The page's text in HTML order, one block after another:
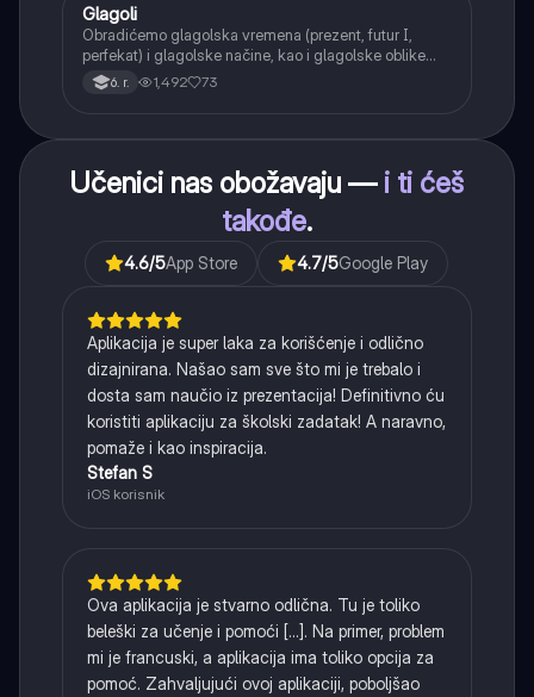
Srpski jezik
Glagoli
Obradićemo glagolska vremena (prezent, futur I,
perfekat) i glagolske načine, kao i glagolske oblike
(infinitiv, glagolski pridevi i prilozi) i glagolski vid
(svršeni i nesvršeni).
6. r. 1,492 73
Učenici nas obožavaju — i ti ćeš
takođe.
4.6/5App Store 4.7/5Google Play
Aplikacija je super laka za korišćenje i odlično
dizajnirana. Našao sam sve što mi je trebalo i
dosta sam naučio iz prezentacija! Definitivno ću
koristiti aplikaciju za školski zadatak! A naravno,
pomaže i kao inspiracija.
Stefan S
iOS korisnik
Ova aplikacija je stvarno odlična. Tu je toliko
beleški za učenje i pomoći [...]. Na primer, problem
mi je francuski, a aplikacija ima toliko opcija za
pomoć. Zahvaljujući ovoj aplikaciji, poboljšao